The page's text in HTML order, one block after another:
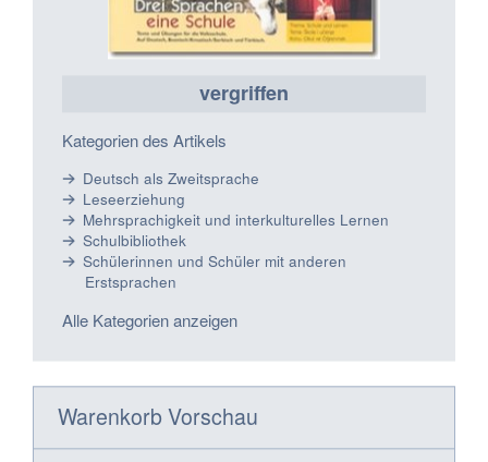
vergriffen
Kategorien des Artikels
Deutsch als Zweitsprache
Leseerziehung
Mehrsprachigkeit und interkulturelles Lernen
Schulbibliothek
Schülerinnen und Schüler mit anderen
Erstsprachen
Alle Kategorien anzeigen
Warenkorb Vorschau